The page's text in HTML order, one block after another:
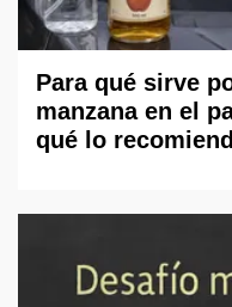
Para qué sirve
manzana en el
qué lo